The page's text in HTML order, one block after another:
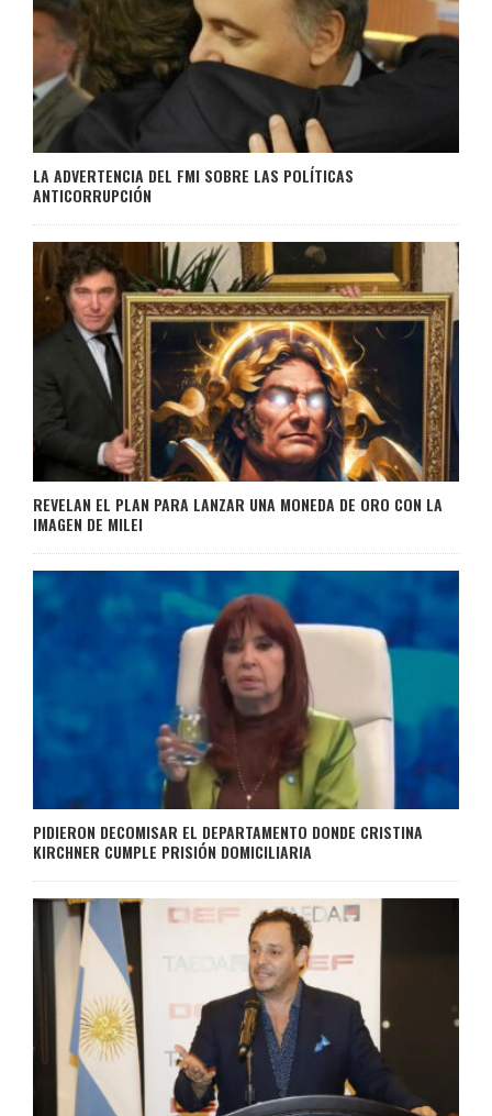
LA ADVERTENCIA DEL FMI SOBRE LAS POLÍTICAS
ANTICORRUPCIÓN
REVELAN EL PLAN PARA LANZAR UNA MONEDA DE ORO CON LA
IMAGEN DE MILEI
PIDIERON DECOMISAR EL DEPARTAMENTO DONDE CRISTINA
KIRCHNER CUMPLE PRISIÓN DOMICILIARIA